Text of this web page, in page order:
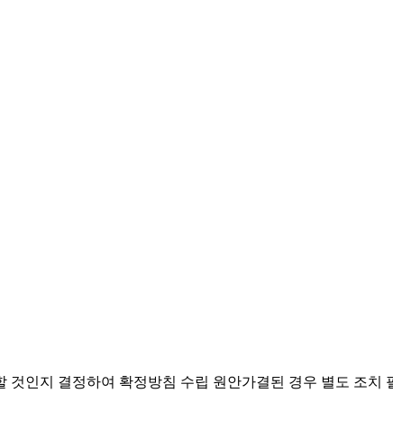
것인지 결정하여 확정방침 수립 원안가결된 경우 별도 조치